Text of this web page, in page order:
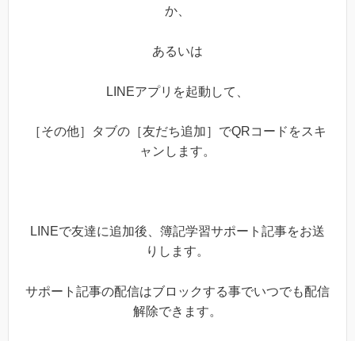
か、
あるいは
LINEアプリを起動して、
［その他］タブの［友だち追加］でQRコードをスキ
ャンします。
LINEで友達に追加後、簿記学習サポート記事をお送
りします。
サポート記事の配信はブロックする事でいつでも配信
解除できます。